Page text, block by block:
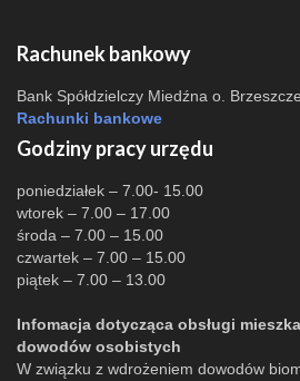
Rachunek bankowy
Bank Spółdzielczy Miedźna o. Brzeszcze
Rachunki bankowe
Godziny pracy urzędu
poniedziałek – 7.00- 15.00
wtorek – 7.00 – 17.00
środa – 7.00 – 15.00
czwartek – 7.00 – 15.00
piątek – 7.00 – 13.00
Infomacja dotycząca obsługi
dowodów osobistych
W związku z wdrożeniem dowodów